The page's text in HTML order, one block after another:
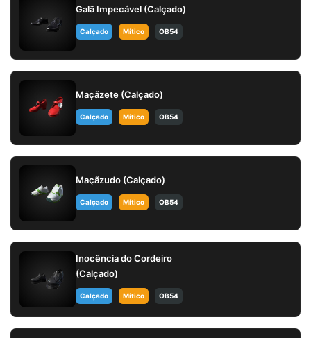
Galã Impecável (Calçado)
Calçado Mítico OB54
Maçãzete (Calçado)
Calçado Mítico OB54
Maçãzudo (Calçado)
Calçado Mítico OB54
Inocência do Cordeiro
(Calçado)
Calçado Mítico OB54